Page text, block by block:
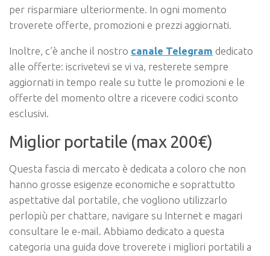
per risparmiare ulteriormente. In ogni momento
troverete offerte, promozioni e prezzi aggiornati.
Inoltre, c’è anche il nostro canale Telegram dedicato
alle offerte: iscrivetevi se vi va, resterete sempre
aggiornati in tempo reale su tutte le promozioni e le
offerte del momento oltre a ricevere codici sconto
esclusivi.
Miglior portatile (max 200€)
Questa fascia di mercato è dedicata a coloro che non
hanno grosse esigenze economiche e soprattutto
aspettative dal portatile, che vogliono utilizzarlo
perlopiù per chattare, navigare su Internet e magari
consultare le e-mail. Abbiamo dedicato a questa
categoria una guida dove troverete i migliori portatili a